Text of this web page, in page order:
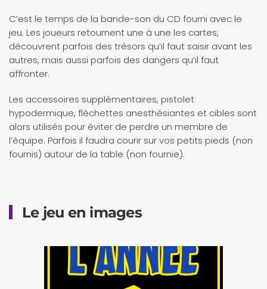
C’est le temps de la bande-son du CD fourni avec le
jeu. Les joueurs retournent une à une les cartes,
découvrent parfois des trésors qu’il faut saisir avant les
autres, mais aussi parfois des dangers qu’il faut
affronter.
Les accessoires supplémentaires, pistolet
hypodermique, fléchettes anesthésiantes et cibles sont
alors utilisés pour éviter de perdre un membre de
l’équipe. Parfois il faudra courir sur vos petits pieds (non
fournis) autour de la table (non fournie).
Le jeu en images